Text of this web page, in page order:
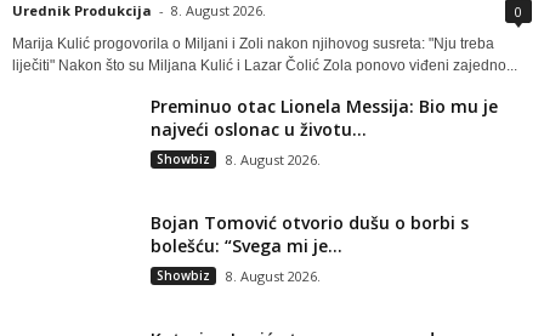
Urednik Produkcija - 8. August 2026. 0
Marija Kulić progovorila o Miljani i Zoli nakon njihovog susreta: "Nju treba
liječiti" Nakon što su Miljana Kulić i Lazar Čolić Zola ponovo viđeni zajedno...
Preminuo otac Lionela Messija: Bio mu je
najveći oslonac u životu...
Showbiz 8. August 2026.
Bojan Tomović otvorio dušu o borbi s
bolešću: “Svega mi je...
Showbiz 8. August 2026.